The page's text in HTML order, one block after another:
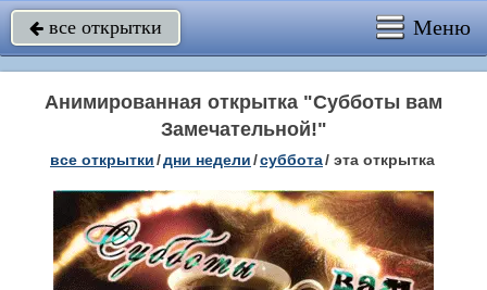
 все открытки Меню
Анимированная открытка "Субботы вам
Замечательной!"
все открытки/дни недели/суббота/ эта открытка